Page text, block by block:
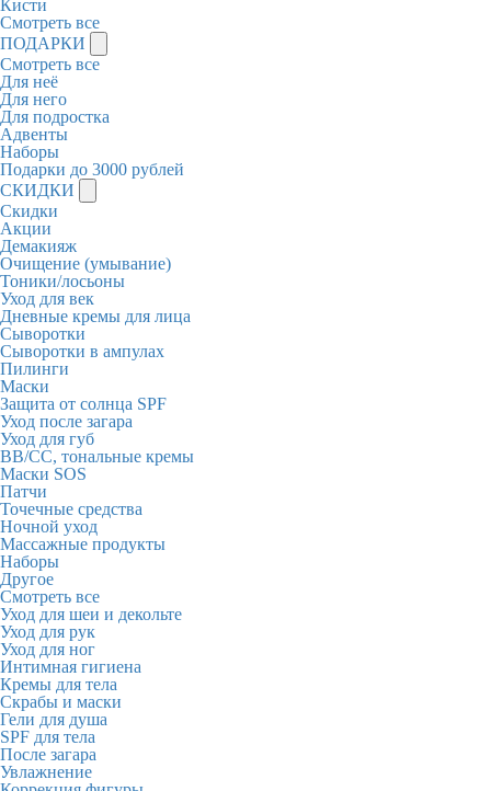
Кисти
Смотреть все
ПОДАРКИ
Смотреть все
Для неё
Для него
Для подростка
Адвенты
Наборы
Подарки до 3000 рублей
СКИДКИ
Скидки
Акции
Демакияж
Очищение (умывание)
Тоники/лосьоны
Уход для век
Дневные кремы для лица
Сыворотки
Сыворотки в ампулах
Пилинги
Маски
Защита от солнца SPF
Уход после загара
Уход для губ
BB/CC, тональные кремы
Маски SOS
Патчи
Точечные средства
Ночной уход
Массажные продукты
Наборы
Другое
Смотреть все
Уход для шеи и декольте
Уход для рук
Уход для ног
Интимная гигиена
Кремы для тела
Скрабы и маски
Гели для душа
SPF для тела
После загара
Увлажнение